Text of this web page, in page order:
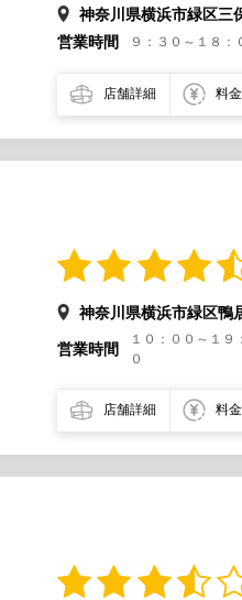
神奈川県横浜市緑区三
営業時間
９：３０～１８：
店舗詳細 料
神奈川県横浜市緑区
営業時間
１０：００～１９
０
店舗詳細 料